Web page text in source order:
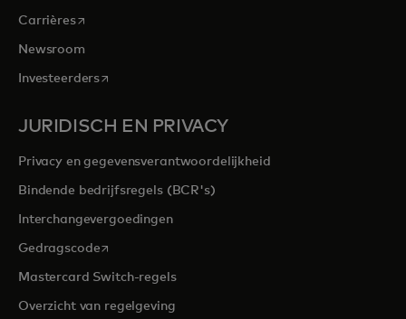
Carrièresopens in a new tab
Newsroom
Investeerdersopens in a new tab
JURIDISCH EN PRIVACY
Privacy en gegevensverantwoordelijkheid
Bindende bedrijfsregels (BCR's)
Interchangevergoedingen
Gedragscodeopens in a new tab
Mastercard Switch-regels
Overzicht van regelgeving